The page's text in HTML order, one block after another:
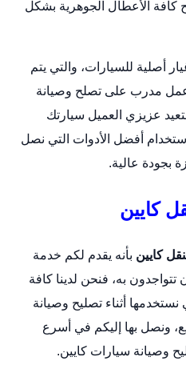
كافة الأعطال الجوهرية بشكل
أصلية للسيارات، والتي يتم
مدرب على تصلح وصيانة
عزيزي العميل سيارتك
أفضل الأدوات التي نصل
بجودة عالية.
كايين
كايين بأنه يقدم لكم خدمة
به، فنحن لدينا كافة
نستخدمها أثناء تصليح وصيانة
ونصل بها إليكم في أسرع
وصيانة سيارات كايين.